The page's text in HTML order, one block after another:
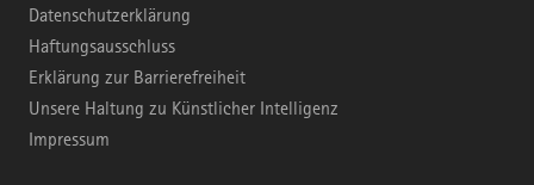
Datenschutzerklärung
Haftungsausschluss
Erklärung zur Barrierefreiheit
Unsere Haltung zu Künstlicher Intelligenz
Impressum